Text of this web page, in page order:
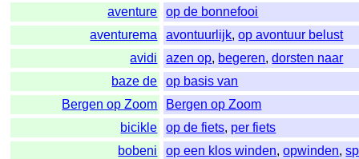
aventure
op de bonnefooi
aventurema
avontuurlijk,op avontuur belust
avidi
azen op, begeren,dorsten naar
baze de
op basis van
Bergen op Zoom
Bergen op Zoom
bicikle
op de fiets, per fiets
bobeni
op een klos winden,opwinden,